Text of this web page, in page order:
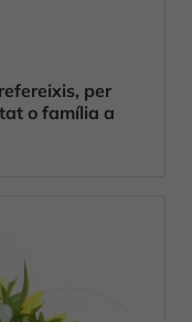
per
o família a